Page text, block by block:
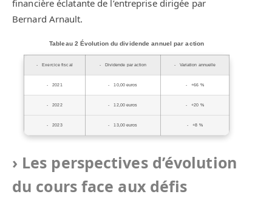
financière éclatante de l’entreprise dirigée par
Bernard Arnault.
Tableau 2 Évolution du dividende annuel par action
Exercice fiscal Dividende par action Variation annuelle
2021 10,00 euros +66 %
2022 12,00 euros +20 %
2023 13,00 euros +8 %
Les perspectives d’évolution
du cours face aux défis